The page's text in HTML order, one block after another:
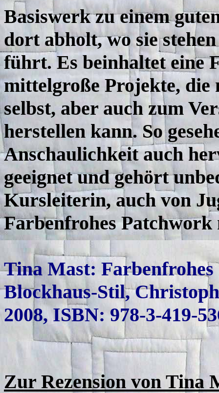
Basiswerk zu einem
dort abholt, wo sie
führt. Es beinhaltet eine
mittelgroße Projekte, die
selbst, aber auch zum
herstellen kann. So
Anschaulichkeit auch
geeignet und gehört
Kursleiterin, auch von
Farbenfrohes
Tina Mast:
Blockhaus-Stil,
2008, ISBN: 978-3-419-
Zur Rezension von Tina